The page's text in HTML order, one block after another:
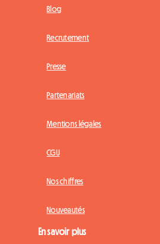
Blog
Recrutement
Presse
Partenariats
Mentions légales
CGU
Nos chiffres
Nouveautés
En savoir plus